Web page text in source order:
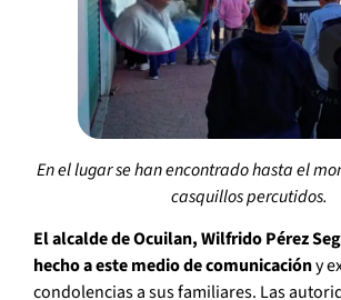
En el lugar se han encontrado hasta el
casquillos percutidos.
El alcalde de Ocuilan, Wilfrido Pérez
hecho a este medio de comunicacióny
condolencias a sus familiares. Las